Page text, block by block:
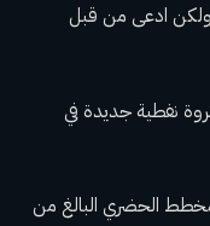
ولكن ادعى من قبل
نفطية جديدة في
الحضري البالغ من